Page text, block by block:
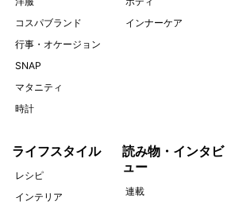
コスパブランド
行事・オケージョン
SNAP
マタニティ
時計
インナーケア
ライフスタイル
レシピ
インテリア
読み物・インタビ
ュー
連載